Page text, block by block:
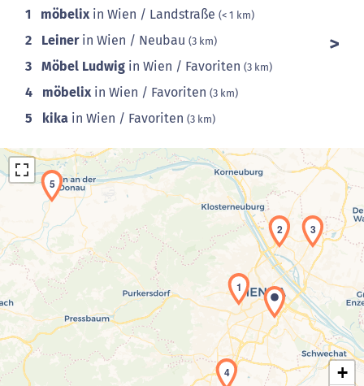
1 möbelix in Wien / Landstraße (< 1 km)
2 Leinerin Wien / Neubau (3 km)
3 Möbel Ludwig in Wien / Favoriten (3 km)
4 möbelix in Wien / Favoriten (3 km)
5 kika in Wien / Favoriten (3 km)
Laden der Karte... 1
2 3
4
5
+